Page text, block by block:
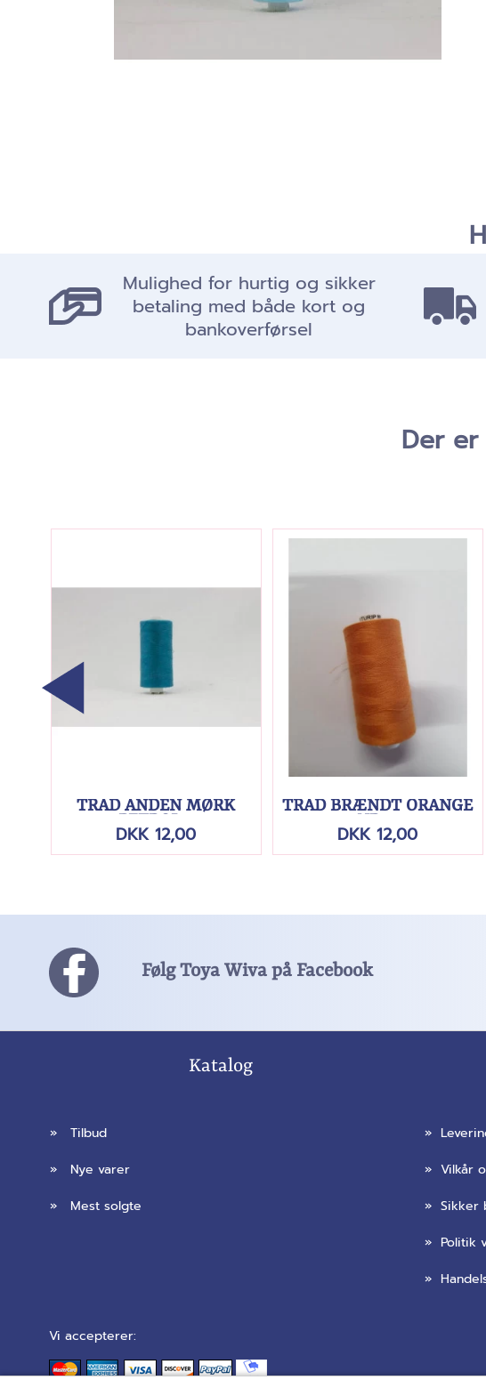
Mulighed for hurtig og sikker
betaling med både kort og
bankoverførsel
Der
TRÅD ANDEN MØRK
DKK 12,00
TRÅD BRÆNDT ORANGE
DKK 12,00
Følg Toya Wiva på Facebook
Katalog
»
Tilbud
»
Nye varer
»
Mest solgte
»
»Vilkår
»Sikker
» Politik
»
Vi accepterer: